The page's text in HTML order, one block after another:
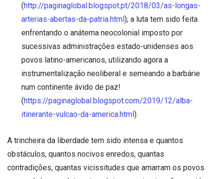
(http://paginaglobal.blogspot.pt/2018/03/as-longas-
arterias-abertas-da-patria.html ); a luta tem sido feita
enfrentando o anátema neocolonial imposto por
sucessivas administrações estado-unidenses aos
povos latino-americanos, utilizando agora a
instrumentalização neoliberal e semeando a barbárie
num continente ávido de paz!
(https://paginaglobal.blogspot.com/2019/12/alba-
itinerante-vulcao-da-america.html ).
A trincheira da liberdade tem sido intensa e quantos
obstáculos, quantos nocivos enredos, quantas
contradições, quantas vicissitudes que amarram os povos